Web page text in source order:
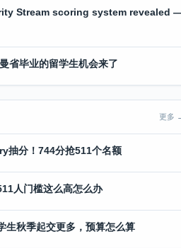
Stream scoring system revealed
省毕业的留学生机会来了
更多
抽分！744分抢511个名额
人门槛这么高怎么办
生秋季起交更多，预算怎么算